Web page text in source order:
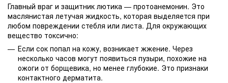
Главный враг и защитник лютика — протоанемонин. Это
маслянистая летучая жидкость, которая выделяется при
любом повреждении стебля или листа. Для окружающих
вещество токсично:
Если сок попал на кожу, возникает жжение. Через
несколько часов могут появиться пузыри, похожие на
ожоги от борщевика, но менее глубокие. Это признаки
контактного дерматита.